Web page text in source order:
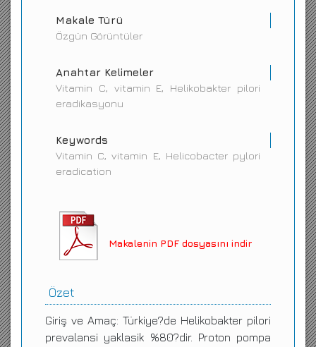
Makale Türü
Özgün Görüntüler
Anahtar Kelimeler
Vitamin C, vitamin E, Helikobakter pilori
eradikasyonu
Keywords
Vitamin C, vitamin E, Helicobacter pylori
eradication
Makalenin PDF dosyasını indir
Özet
Giriş ve Amaç: Türkiye?de Helikobakter pilori
prevalansi yaklasik %80?dir. Proton pompa